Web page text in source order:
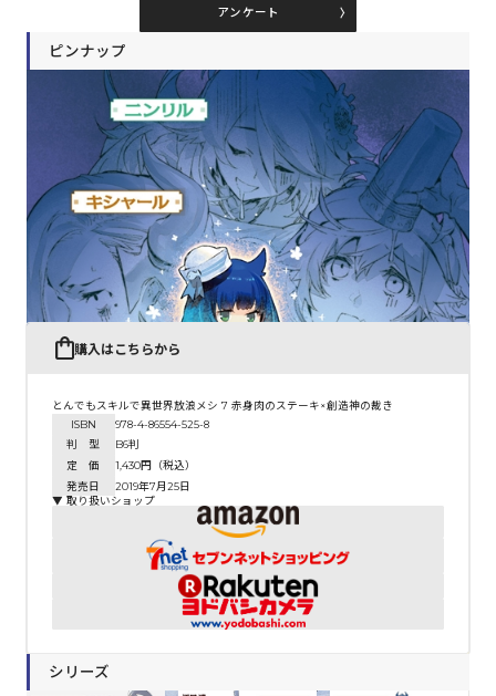
アンケート
ピンナップ
購入はこちらから
とんでもスキルで異世界放浪メシ 7 赤身肉のステーキ×創造神の裁き
ISBN
978-4-86554-525-8
判 型
B6判
定 価
1,430円（税込）
発売日
2019年7月25日
▼ 取り扱いショップ
シリーズ